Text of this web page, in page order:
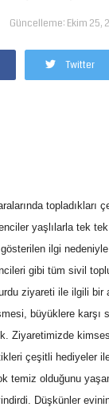
Güncelleme: Ekim 25,
Twitter
topladıkları
yaşlılarla tek tek
ilgi
gibi tüm sivil
ziyareti ile ilgili bir
büyüklere karşı
Ziyaretimizde
çeşitli hediyeler
temiz olduğunu
Düşkünler